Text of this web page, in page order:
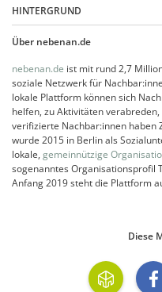
HINTERGRUND
Über nebenan.de
nebenan.de ist mit rund 2,7
soziale Netzwerk für
lokale Plattform können sich
helfen, zu Aktivitäten
verifizierte Nachbar:innen haben
wurde 2015 in Berlin als
lokale, gemeinnützige
sogenanntes Organisationsprofil
Anfang 2019 steht die Plattform
Diese